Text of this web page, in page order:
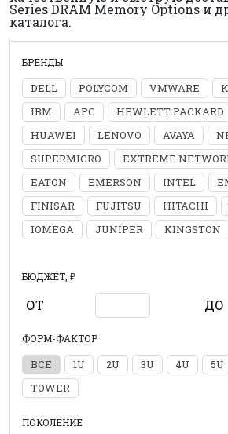
Series DRAM Memory Options и
каталога.
БРЕНДЫ
DELL POLYCOM VMWARE
IBM
APC HEWLETT PACKARD
HUAWEI
LENOVO AVAYA
SUPERMICRO
EXTREME
EATON
EMERSON INTEL
FINISAR
FUJITSU HITACHI
IOMEGA
JUNIPER KINGSTON
БЮДЖЕТ, ₽
ОТ ДО
ФОРМ-ФАКТОР
ВСЕ 1U 2U 3U 4U 5U
TOWER
ПОКОЛЕНИЕ